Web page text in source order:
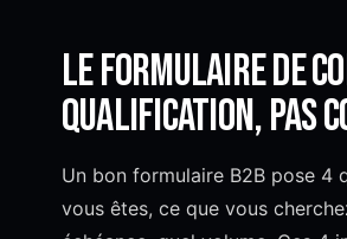
Le formulaire de
qualification, pas
Un bon formulaire B2B pose 4
vous êtes, ce que vous